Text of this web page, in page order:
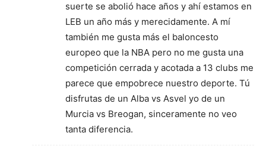
suerte se abolió hace años y ahí estamos en
LEB un año más y merecidamente. A mí
también me gusta más el baloncesto
europeo que la NBA pero no me gusta una
competición cerrada y acotada a 13 clubs me
parece que empobrece nuestro deporte. Tú
disfrutas de un Alba vs Asvel yo de un
Murcia vs Breogan, sinceramente no veo
tanta diferencia.